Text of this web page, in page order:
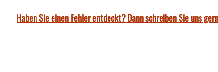
Haben Sie einen Fehler entdeckt? Dann schreiben Sie uns